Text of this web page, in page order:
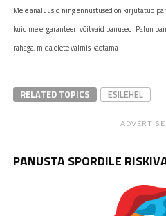
Meie analüüsid ning ennustused on kirjutatud
kuid me ei garanteeri võitvaid panused. Palun
rahaga, mida olete valmis kaotama
RELATED TOPICS ESILEHEL
PANUSTA SPORDILE